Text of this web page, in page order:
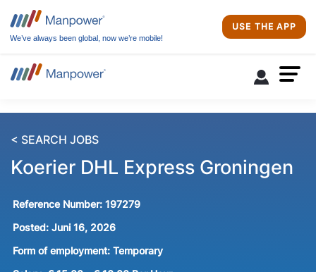
We’ve always been global, now we’re mobile!
USE THE APP
< SEARCH JOBS
Koerier DHL Express Groningen
Reference Number: 197279
Posted: Juni 16, 2026
Form of employment: Temporary